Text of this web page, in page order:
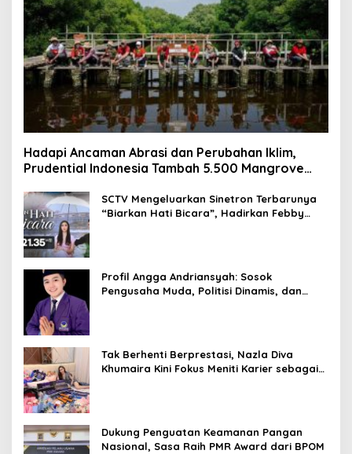
Hadapi Ancaman Abrasi dan Perubahan Iklim,
Prudential Indonesia Tambah 5.500 Mangrove
SCTV Mengeluarkan Sinetron Terbarunya
“Biarkan Hati Bicara”, Hadirkan Febby
Profil Angga Andriansyah: Sosok
Pengusaha Muda, Politisi Dinamis, dan
Tak Berhenti Berprestasi, Nazla Diva
Khumaira Kini Fokus Meniti Karier sebagai
Dukung Penguatan Keamanan Pangan
Nasional, Sasa Raih PMR Award dari BPOM